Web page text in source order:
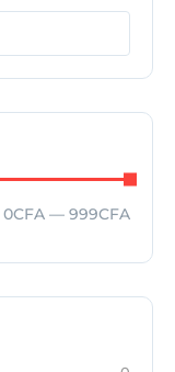
0CFA — 999CFA